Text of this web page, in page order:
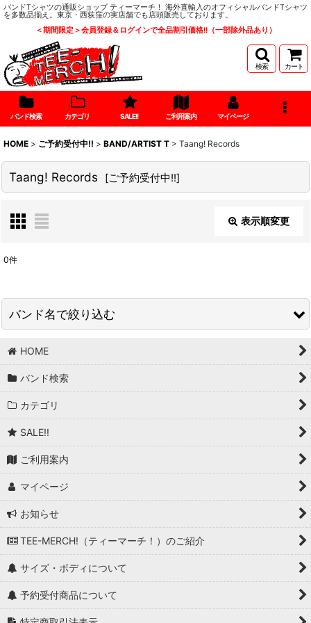
バンドTシャツの通販ショップ ティーマーチ！ 海外直輸入のオフィシャルバンドTシャツ
を多数品揃え。東京・西荻窪の実店舗でも店頭販売しております。
＜期間限定＞会員登録＆ログインで全品割引価格!!（一部除外品あり）
検索 カート
バンド検索 カテゴリ SALE!! ご利用案内 マイページ
HOME > ご予約受付中!! > BAND/ARTIST T > Taang! Records
Taang! Records [ご予約受付中!!]
表示順変更
在庫あり
並び順
0件
バンド名で絞り込む
BAND/ARTIST T (商品一覧)
T-Bone Walker
T.Rex
Talking Heads
Tank
Tears For Fears
Television
HOME
バンド検索
カテゴリ
SALE!!
ご利用案内
マイページ
お知らせ
TEE-MERCH!（ティーマーチ！）のご紹介
サイズ・ボディについて
予約受付商品について